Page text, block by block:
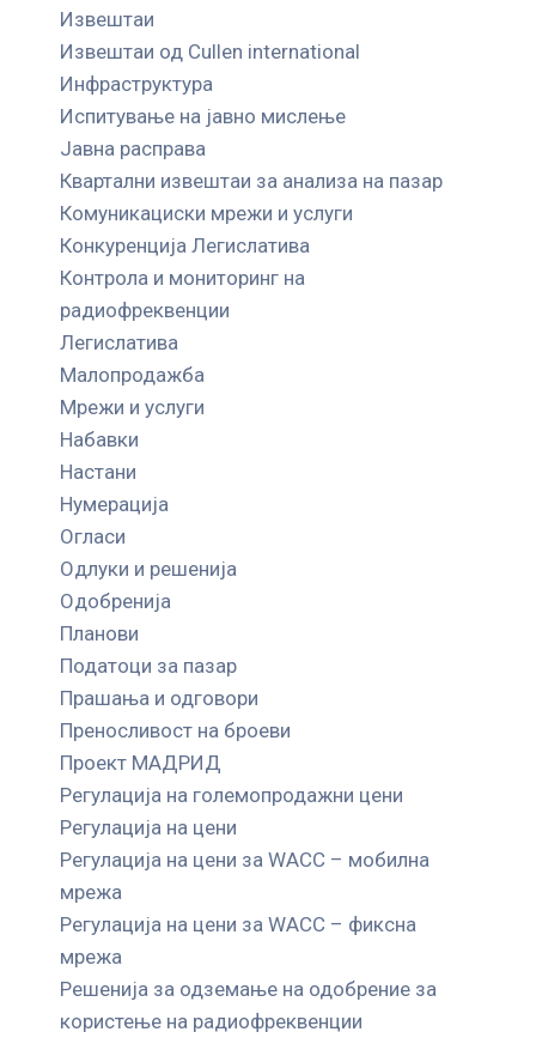
Извештаи
Извештаи од Cullen international
Инфраструктура
Испитување на јавно мислење
Јавна расправа
Квартални извештаи за анализа на пазар
Комуникациски мрежи и услуги
Конкуренција Легислатива
Контрола и мониторинг на
радиофреквенции
Легислатива
Малопродажба
Мрежи и услуги
Набавки
Настани
Нумерација
Огласи
Одлуки и решенија
Одобренија
Планови
Податоци за пазар
Прашања и одговори
Преносливост на броеви
Проект МАДРИД
Регулација на големопродажни цени
Регулација на цени
Регулација на цени за WACC – мобилна
мрежа
Регулација на цени за WACC – фиксна
мрежа
Решенија за одземање на одобрение за
користење на радиофреквенции